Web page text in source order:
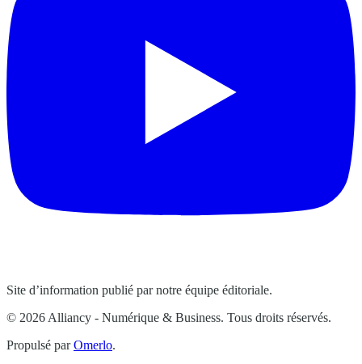
Site d’information publié par notre équipe éditoriale.
© 2026 Alliancy - Numérique & Business. Tous droits réservés.
Propulsé parOmerlo.